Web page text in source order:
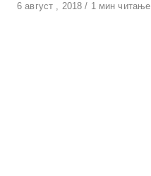
Објавено
6 август , 2018 1 мин читање